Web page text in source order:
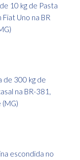
10 kg de Pasta
Uno na BR
de 300 kg de
na BR-381,
escondida no